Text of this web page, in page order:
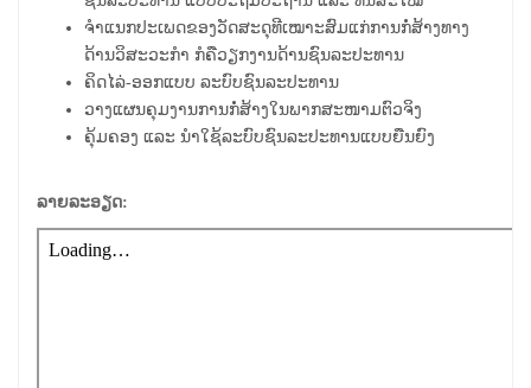
ຈໍາແນກປະເພດຂອງວັດສະດຸທີເໝາະສົມແກ່ການກໍ່ສ້າງທາງ
ດ້ານວິສະວະກໍາ ກໍຄືວຽກງານດ້ານຊົນລະປະທານ
ຄິດໄລ່-ອອກແບບ ລະບົບຊົນລະປະທານ
ວາງແຜນຄຸມງານການກໍ່ສ້າງໃນພາກສະໜາມຕົວຈິງ
ຄຸ້ມຄອງ ແລະ ນໍາໃຊ້ລະບົບຊົນລະປະທານແບບຍືນຍົງ
ລາຍລະອຽດ: